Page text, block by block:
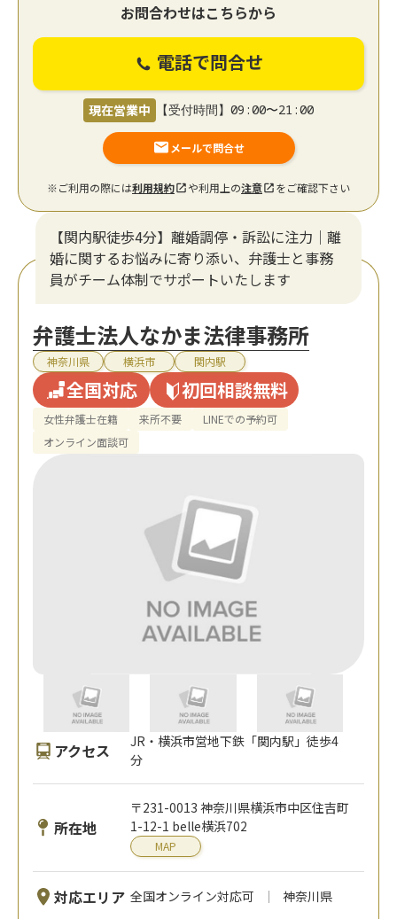
お問合わせはこちらから
電話で問合せ
現在営業中 【受付時間】09:00〜21:00
メールで問合せ
※ご利用の際には利用規約 や利用上の注意 をご確認下さい
【関内駅徒歩4分】離婚調停・訴訟に注力│離
婚に関するお悩みに寄り添い、弁護士と事務
員がチーム体制でサポートいたします
弁護士法人なかま法律事務所
神奈川県 横浜市 関内駅
全国対応 初回相談無料
女性弁護士在籍 来所不要
LINEでの予約可
オンライン面談可
アクセス
JR・横浜市営地下鉄「関内駅」徒歩4
分
所在地
〒231-0013 神奈川県横浜市中区住吉町
1-12-1 belle横浜702
MAP
対応エリア 全国オンライン対応可 神奈川県